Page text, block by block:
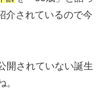
介されているので今
開されていない誕生
。